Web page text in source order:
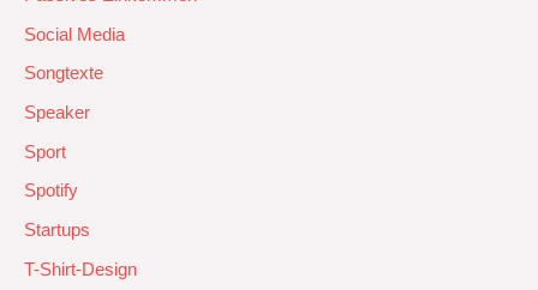
Social Media
Songtexte
Speaker
Sport
Spotify
Startups
T-Shirt-Design